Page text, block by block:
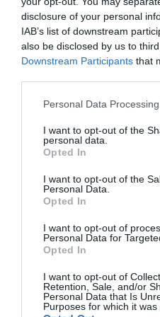
disclosure of your personal
IAB’s list of downstream
also be disclosed by us to
Downstream Participants that
Personal Data
I want to opt-out of the
personal data.
Opted In
I want to opt-out of the
Personal Data.
Opted In
I want to opt-out of
Personal Data for
Opted In
I want to opt-out of
Retention, Sale, and/or
Personal Data that Is
Purposes for which it was
tan solo tres horas.
equipo de
funciona elblockchain,
de los mayores
su trazabilidad: toda la
con aquellos tokens y
Todo el mundo lo podría
con la colección de NFT
mayoría de sus activos
verdad por cuentas
comprado. Sus cromos
demanda. Pero el tweet
de hecho, muchos
Press,El Español,El